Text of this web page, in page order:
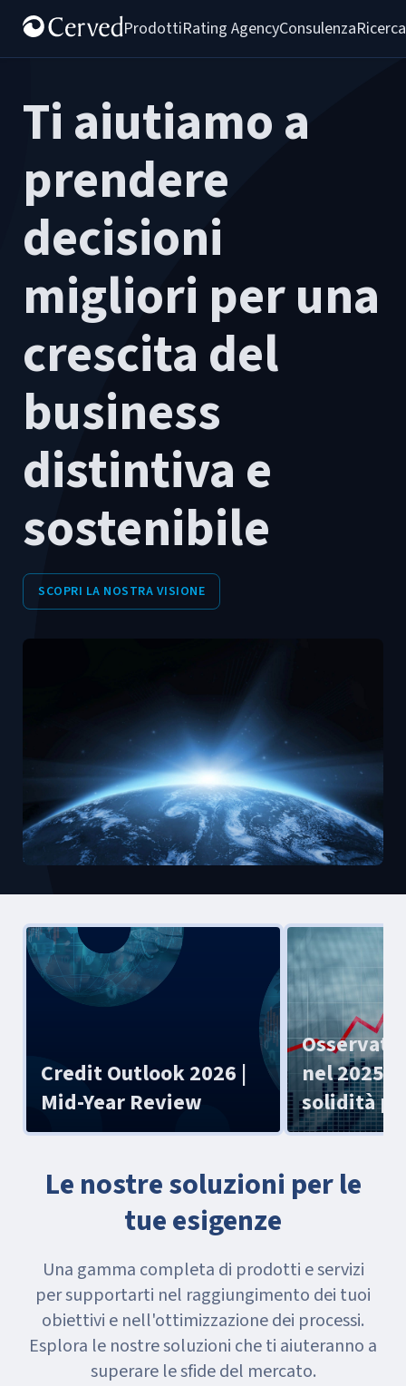
ProdottiRating AgencyConsulenza
Ti aiutiamo a
prendere
decisioni
migliori per una
crescita del
business
distintiva e
sostenibile
SCOPRI LA NOSTRA VISIONE
Credit Outlook 2026 |
Mid-Year Review
nel 2025
solidità
Le nostre soluzioni per le
tue esigenze
Una gamma completa di prodotti e servizi
per supportarti nel raggiungimento dei tuoi
obiettivi e nell'ottimizzazione dei processi.
Esplora le nostre soluzioni che ti aiuteranno a
superare le sfide del mercato.